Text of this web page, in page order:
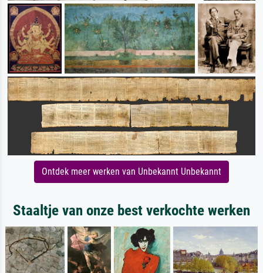
Ontdek meer werken van Unbekannt Unbekannt
Staaltje van onze best verkochte werken